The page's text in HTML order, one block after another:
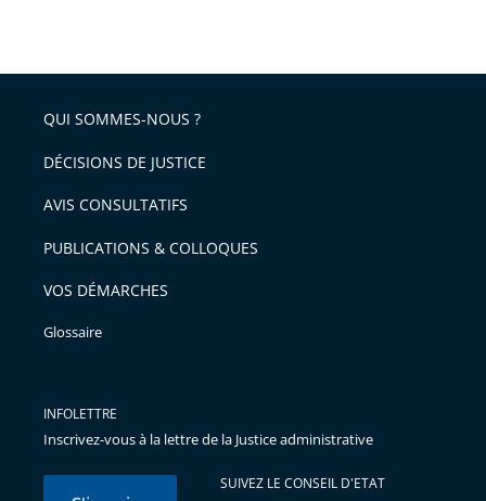
l'article
pour
avant
QUI SOMMES-NOUS ?
DÉCISIONS DE JUSTICE
AVIS CONSULTATIFS
PUBLICATIONS & COLLOQUES
VOS DÉMARCHES
Glossaire
INFOLETTRE
Inscrivez-vous à la lettre de la Justice administrative
SUIVEZ LE CONSEIL D'ETAT